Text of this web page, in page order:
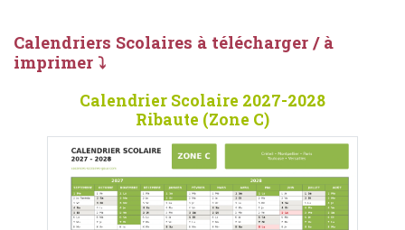
Calendriers Scolaires à télécharger / à
imprimer ⤵
Calendrier Scolaire 2027-2028
Ribaute (Zone C)